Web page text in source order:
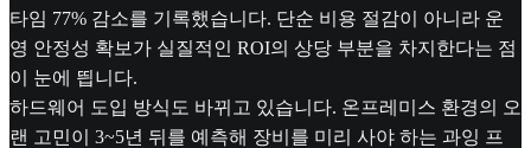
타임 77% 감소를 기록했습니다. 단순 비용 절감이 아니라 운
영 안정성 확보가 실질적인 ROI의 상당 부분을 차지한다는 점
이 눈에 띕니다.
하드웨어 도입 방식도 바뀌고 있습니다. 온프레미스 환경의 오
랜 고민이 3~5년 뒤를 예측해 장비를 미리 사야 하는 과잉 프